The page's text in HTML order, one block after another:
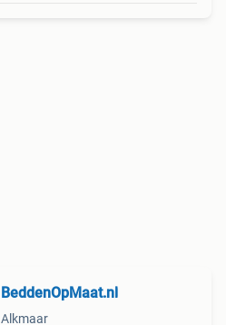
BeddenOpMaat.nl
Alkmaar